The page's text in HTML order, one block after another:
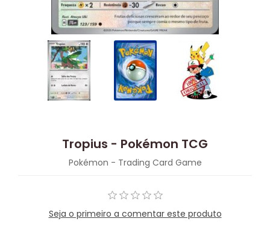
Tropius - Pokémon TCG
Pokémon - Trading Card Game
Seja o primeiro a comentar este produto